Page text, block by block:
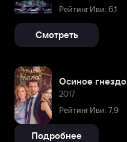
Рейтинг Иви: 6,1
Смотреть
Осиное гнездо
2017
Рейтинг Иви: 7,9
Подробнее